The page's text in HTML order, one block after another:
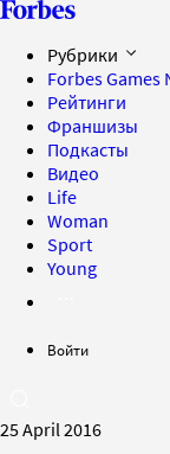
Рубрики
Forbes Games
Рейтинги
Франшизы
Подкасты
Видео
Life
Woman
Sport
Young
Войти
25 April 2016